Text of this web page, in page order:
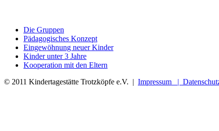
Die Gruppen
Pädagogisches Konzept
Eingewöhnung neuer Kinder
Kinder unter 3 Jahre
Kooperation mit den Eltern
XNXX
© 2011 Kindertagestätte Trotzköpfe e.V. | Impressum |